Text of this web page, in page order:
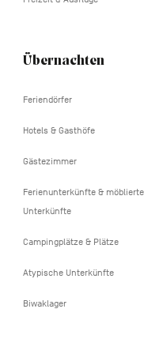
Übernachten
Feriendörfer
Hotels & Gasthöfe
Gästezimmer
Ferienunterkünfte & möblierte
Unterkünfte
Campingplätze & Plätze
Atypische Unterkünfte
Biwaklager